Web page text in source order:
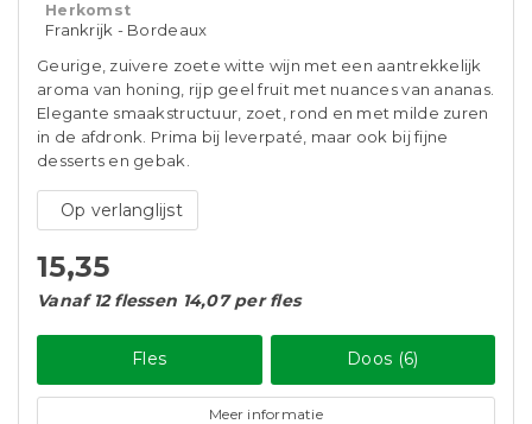
Herkomst
Frankrijk - Bordeaux
Geurige, zuivere zoete witte wijn met een aantrekkelijk
aroma van honing, rijp geel fruit met nuances van ananas.
Elegante smaakstructuur, zoet, rond en met milde zuren
in de afdronk. Prima bij leverpaté, maar ook bij fijne
desserts en gebak.
Op verlanglijst
15,35
Vanaf 12 flessen 14,07 per fles
Fles Doos (6)
Meer informatie